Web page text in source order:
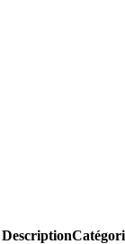
Description